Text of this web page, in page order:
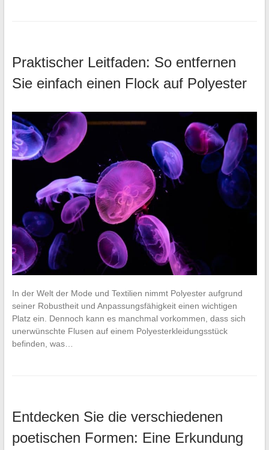
Praktischer Leitfaden: So entfernen
Sie einfach einen Flock auf Polyester
In der Welt der Mode und Textilien nimmt Polyester aufgrund
seiner Robustheit und Anpassungsfähigkeit einen wichtigen
Platz ein. Dennoch kann es manchmal vorkommen, dass sich
unerwünschte Flusen auf einem Polyesterkleidungsstück
befinden, was…
Entdecken Sie die verschiedenen
poetischen Formen: Eine Erkundung